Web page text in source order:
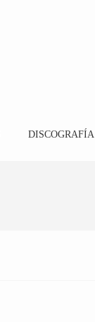
DISCOGRAFÍA